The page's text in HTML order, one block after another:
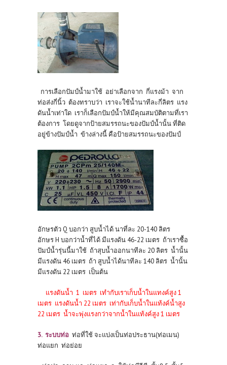
การเลือกปัมป์น้ำมาใช้ อย่าเลือกจาก กี่แรงม้า จาก
ท่อส่งกี่นิ้ว ต้องทราบว่า เราจะใช้น้ำนาทีละกี่ลิตร แรง
ดันน้ำเท่าใด เราก็เลือกปัมป์น้ำให้มีคุณสมบัติตามที่เรา
ต้องการ โดยดูจากป้ายสมรรถนะของปัมป์น้ำนั้น ที่ติด
อยู่ข้างปัมป์น้ำ ข้างล่างนี้ คือป้ายสมรรถนะของปัมป์
อักษรตัว Q บอกว่า สูบน้ำได้ นาที่ละ 20-140 ลิตร
อักษร H บอกว่าน้ำที่ได้ มีแรงดัน 46-22 เมตร ถ้าเราซื้อ
ปัมป์น้ำรุ่นนี้มาใช้ ถ้าสุบน้ำออกนาทีละ 20 ลิตร น้ำนั้น
มีแรงดัน 46 เมตร ถ้า สูบน้ำได้นาทีละ 140 ลิตร น้ำนั้น
มีแรงดัน 22 เมตร เป็นต้น
แรงดันน้ำ 1 เมตร เทำกับเราเก็บน้ำในแทงค์สูง 1
เมตร แรงดันน้ำ 22 เมตร เท่ากับเก็บน้ำในแท้งค์น้ำสูง
22 เมตร น้ำจะพุ่งแรงกว่าจากน้ำในแท้งค์สูง 1 เมตร
3. ระบบท่อ ท่อที่ใช้ จะแบ่งเป็นท่อประธาน(ท่อเมน)
ท่อแยก ท่อย่อย